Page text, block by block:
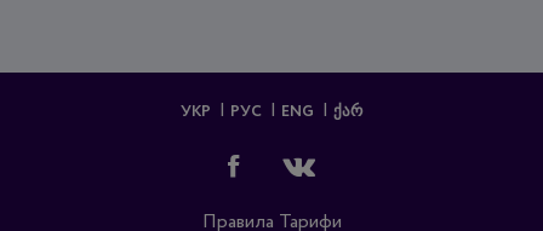
УКР РУС ENG ᲥᲐᲠ
Правила Тарифи